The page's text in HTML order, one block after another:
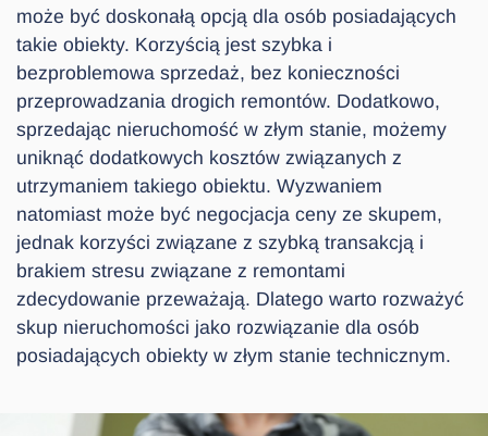
może być doskonałą opcją dla osób posiadających
takie obiekty. Korzyścią jest szybka i
bezproblemowa sprzedaż, bez konieczności
przeprowadzania drogich remontów. Dodatkowo,
sprzedając nieruchomość w złym stanie, możemy
uniknąć dodatkowych kosztów związanych z
utrzymaniem takiego obiektu. Wyzwaniem
natomiast może być negocjacja ceny ze skupem,
jednak korzyści związane z szybką transakcją i
brakiem stresu związane z remontami
zdecydowanie przeważają. Dlatego warto rozważyć
skup nieruchomości jako rozwiązanie dla osób
posiadających obiekty w złym stanie technicznym.